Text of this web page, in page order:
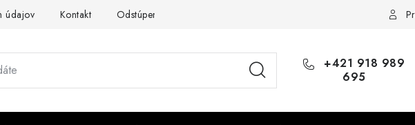
údajov Kontakt Odstúpenie od zmluvy
+421 918 989
695